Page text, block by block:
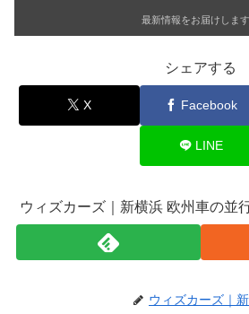
最新情報をお届けします
シェアする
X Facebook
LINE
ウィズカーズ｜新横浜 欧州車の並
ウィズカーズ｜